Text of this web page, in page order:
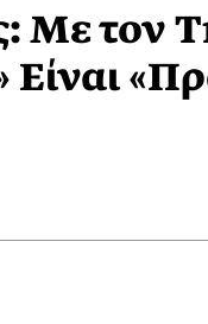
Με τον